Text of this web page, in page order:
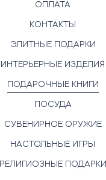
ОПЛАТА
КОНТАКТЫ
ЭЛИТНЫЕ ПОДАРКИ
ИНТЕРЬЕРНЫЕ ИЗДЕЛИЯ
ПОДАРОЧНЫЕ КНИГИ
ПОСУДА
СУВЕНИРНОЕ ОРУЖИЕ
НАСТОЛЬНЫЕ ИГРЫ
РЕЛИГИОЗНЫЕ ПОДАРКИ